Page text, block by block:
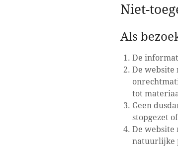
Niet-
Als
De
De website
tot
Geen
stopgezet
De website
natuurlijke